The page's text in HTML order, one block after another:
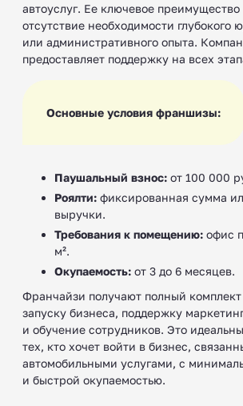
автоуслуг. Ее ключевое преимущество
отсутствие необходимости глубокого
или административного опыта.
предоставляет поддержку на всех
Основные условия франшизы:
Паушальный взнос: от 100 000
Роялти: фиксированная сумма
выручки.
Требования к помещению: офис
м².
Окупаемость: от 3 до 6 месяцев.
Франчайзи получают полный
запуску бизнеса, поддержку
и обучение сотрудников. Это
тех, кто хочет войти в бизнес,
автомобильными услугами, с
и быстрой окупаемостью.